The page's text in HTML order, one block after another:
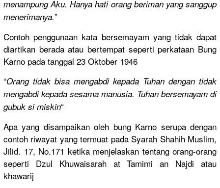
menampung Aku. Hanya hati orang beriman yang sanggup
menerimanya.”
Contoh penggunaan kata bersemayam yang tidak dapat
diartikan berada atau bertempat seperti perkataan Bung
Karno pada tanggal 23 Oktober 1946
“Orang tidak bisa mengabdi kepada Tuhan dengan tidak
mengabdi kepada sesama manusia. Tuhan bersemayam di
gubuk si miskin“
Apa yang disampaikan oleh bung Karno serupa dengan
contoh riwayat yang termuat pada Syarah Shahih Muslim,
Jilid. 17, No.171 ketika menjelaskan tentang orang-orang
seperti Dzul Khuwaisarah at Tamimi an Najdi atau
khawarij